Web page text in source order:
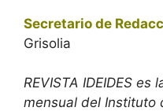
Secretario de
Grisolia
REVISTA IDEIDES
mensual del Instituto